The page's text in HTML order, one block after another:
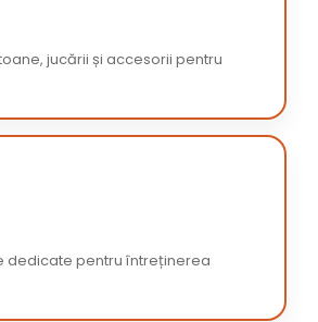
jucării și accesorii pentru
dedicate pentru întreținerea